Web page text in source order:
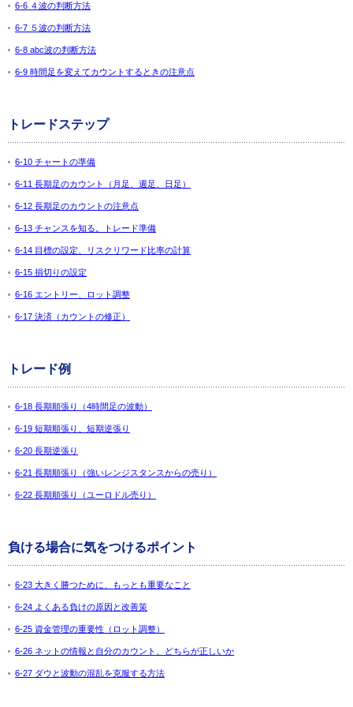
6-6 ４波の判断方法
6-7 ５波の判断方法
6-8 abc波の判断方法
6-9 時間足を変えてカウントするときの注意点
トレードステップ
6-10 チャートの準備
6-11 長期足のカウント（月足、週足、日足）
6-12 長期足のカウントの注意点
6-13 チャンスを知る。トレード準備
6-14 目標の設定、リスクリワード比率の計算
6-15 損切りの設定
6-16 エントリー、ロット調整
6-17 決済（カウントの修正）
トレード例
6-18 長期順張り（4時間足の波動）
6-19 短期順張り、短期逆張り
6-20 長期逆張り
6-21 長期順張り（強いレンジスタンスからの売り）
6-22 長期順張り（ユーロドル売り）
負ける場合に気をつけるポイント
6-23 大きく勝つために、もっとも重要なこと
6-24 よくある負けの原因と改善策
6-25 資金管理の重要性（ロット調整）
6-26 ネットの情報と自分のカウント、どちらが正しいか
6-27 ダウと波動の混乱を克服する方法